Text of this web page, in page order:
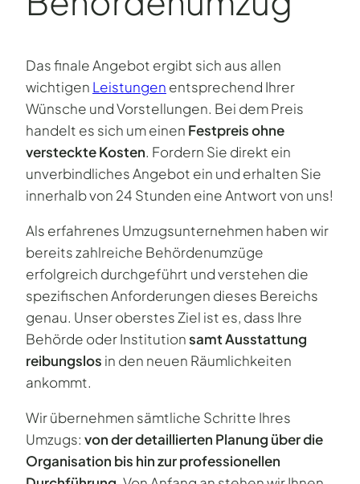
Das finale Angebot ergibt sich aus allen
wichtigen Leistungen entsprechend Ihrer
Wünsche und Vorstellungen. Bei dem Preis
handelt es sich um einen Festpreis ohne
versteckte Kosten. Fordern Sie direkt ein
unverbindliches Angebot ein und erhalten Sie
innerhalb von 24 Stunden eine Antwort von uns!
Als erfahrenes Umzugsunternehmen haben wir
bereits zahlreiche Behördenumzüge
erfolgreich durchgeführt und verstehen die
spezifischen Anforderungen dieses Bereichs
genau. Unser oberstes Ziel ist es, dass Ihre
Behörde oder Institutionsamt Ausstattung
reibungslos in den neuen Räumlichkeiten
ankommt.
Wir übernehmen sämtliche Schritte Ihres
Umzugs: von der detaillierten Planung über die
Organisation bis hin zur professionellen